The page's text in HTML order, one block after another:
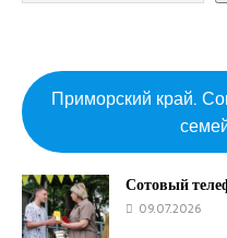
Приморский край.
Сотовый
09.07.2026